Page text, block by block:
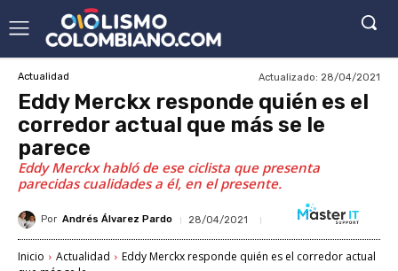
Actualidad Actualizado: 28/04/2021
Eddy Merckx responde quién es el
corredor actual que más se le
parece
Eddy Merckx habló de ese ciclista que presenta
parecidas cualidades a él, en el presente.
Por Andrés Álvarez Pardo 28/04/2021
Inicio Actualidad
Eddy Merckx responde quién es el corredor actual